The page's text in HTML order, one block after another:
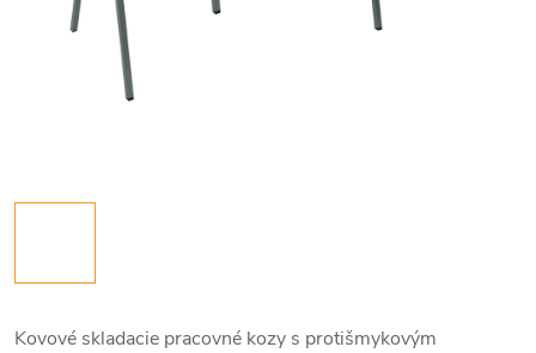
Kovové skladacie pracovné kozy s protišmykovým